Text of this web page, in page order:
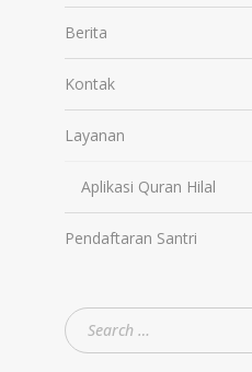
Berita
Kontak
Layanan
Aplikasi Quran Hilal
Pendaftaran Santri